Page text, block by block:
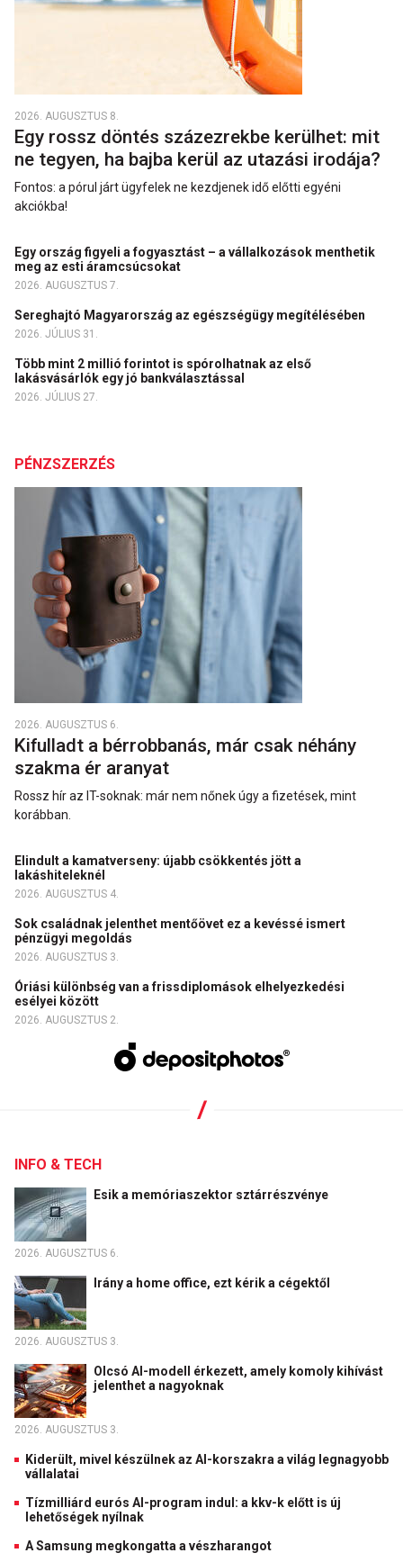
2026. AUGUSZTUS 8.
Egy rossz döntés százezrekbe kerülhet: mit
ne tegyen, ha bajba kerül az utazási irodája?
Fontos: a pórul járt ügyfelek ne kezdjenek idő előtti egyéni
akciókba!
Egy ország figyeli a fogyasztást – a vállalkozások menthetik
meg az esti áramcsúcsokat
2026. AUGUSZTUS 7.
Sereghajtó Magyarország az egészségügy megítélésében
2026. JÚLIUS 31.
Több mint 2 millió forintot is spórolhatnak az első
lakásvásárlók egy jó bankválasztással
2026. JÚLIUS 27.
PÉNZSZERZÉS
2026. AUGUSZTUS 6.
Kifulladt a bérrobbanás, már csak néhány
szakma ér aranyat
Rossz hír az IT-soknak: már nem nőnek úgy a fizetések, mint
korábban.
Elindult a kamatverseny: újabb csökkentés jött a
lakáshiteleknél
2026. AUGUSZTUS 4.
Sok családnak jelenthet mentőövet ez a kevéssé ismert
pénzügyi megoldás
2026. AUGUSZTUS 3.
Óriási különbség van a frissdiplomások elhelyezkedési
esélyei között
2026. AUGUSZTUS 2.
INFO & TECH
Esik a memóriaszektor sztárrészvénye
2026. AUGUSZTUS 6.
Irány a home office, ezt kérik a cégektől
2026. AUGUSZTUS 3.
Olcsó AI-modell érkezett, amely komoly kihívást
jelenthet a nagyoknak
2026. AUGUSZTUS 3.
Kiderült, mivel készülnek az AI-korszakra a világ legnagyobb
vállalatai
Tízmilliárd eurós AI-program indul: a kkv-k előtt is új
lehetőségek nyílnak
A Samsung megkongatta a vészharangot